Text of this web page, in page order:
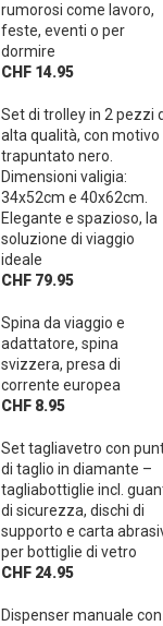
rumorosi come lavoro,
feste, eventi o per
dormire
CHF 14.95
Set di trolley in 2 pezzi
alta qualità, con motivo
trapuntato nero.
Dimensioni valigia:
34x52cm e 40x62cm.
Elegante e spazioso, la
soluzione di viaggio
ideale
CHF 79.95
Spina da viaggio e
adattatore, spina
svizzera, presa di
corrente europea
CHF 8.95
Set tagliavetro con
di taglio in diamante –
tagliabottiglie incl.
di sicurezza, dischi di
supporto e carta
per bottiglie di vetro
CHF 24.95
Dispenser manuale con